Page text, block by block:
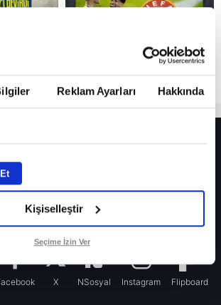
Reklam Ayarları Hakkında
Kişiselleştir
Seçime İzin Ver
ayrılık ihtimali! Devre arasında gelmişti
Mason Greenwood için olay sözler!
Thiago Almada!
X NSosyal Instagram Flipboard